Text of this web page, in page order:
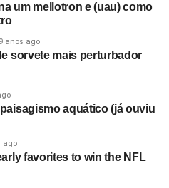
um mellotron e (uau) como
9 anos ago
sorvete mais perturbador
aquático (já ouviu
ago
favorites to win the NFL